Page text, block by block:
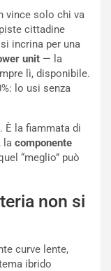
vince solo chi va
cittadine
incrina per una
unit — la
lì, disponibile.
lo usi senza
È la fiammata di
la componente
“meglio” può
non si
curve lente,
ibrido